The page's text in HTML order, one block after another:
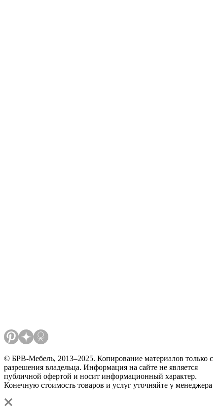
© БРВ-Мебель, 2013–2025. Копирование материалов только с
разрешения владельца. Информация на сайте не является
публичной офертой и носит информационный характер.
Конечную стоимость товаров и услуг уточняйте у менеджера